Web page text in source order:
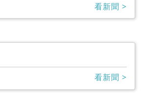
看新聞 >
看新聞 >